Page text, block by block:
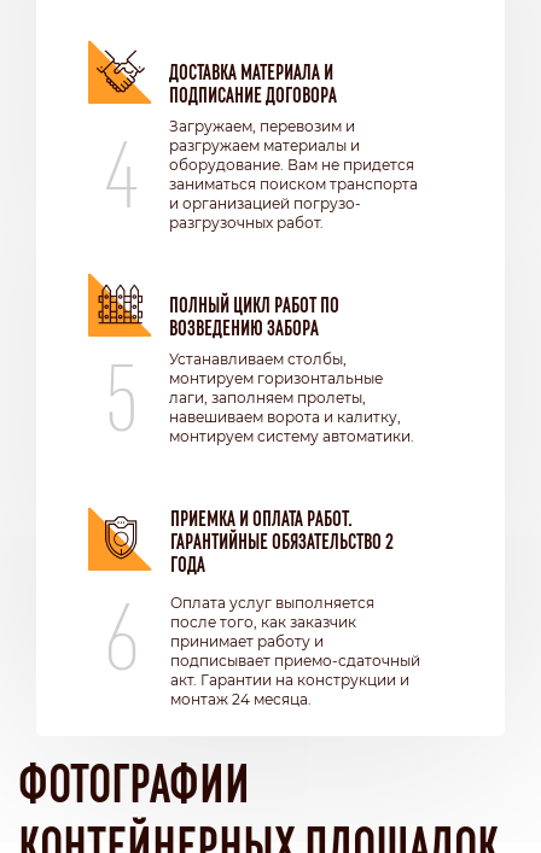
4
ДОСТАВКА МАТЕРИАЛА И
ПОДПИСАНИЕ ДОГОВОРА
Загружаем, перевозим и
разгружаем материалы и
оборудование. Вам не придется
заниматься поиском транспорта
и организацией погрузо-
разгрузочных работ.
5
ПОЛНЫЙ ЦИКЛ РАБОТ ПО
ВОЗВЕДЕНИЮ ЗАБОРА
Устанавливаем столбы,
монтируем горизонтальные
лаги, заполняем пролеты,
навешиваем ворота и калитку,
монтируем систему автоматики.
6
ПРИЕМКА И ОПЛАТА РАБОТ.
ГАРАНТИЙНЫЕ ОБЯЗАТЕЛЬСТВО 2
ГОДА
Оплата услуг выполняется
после того, как заказчик
принимает работу и
подписывает приемо-сдаточный
акт. Гарантии на конструкции и
монтаж 24 месяца.
ФОТОГРАФИИ